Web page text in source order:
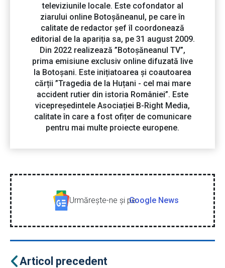
televiziunile locale. Este cofondator al
ziarului online Botoșăneanul, pe care în
calitate de redactor șef îl coordonează
editorial de la apariția sa, pe 31 august 2009.
Din 2022 realizează ”Botoșăneanul TV”,
prima emisiune exclusiv online difuzată live
la Botoșani. Este inițiatoarea și coautoarea
cărții ”Tragedia de la Huțani - cel mai mare
accident rutier din istoria României”. Este
vicepreședintele Asociației B-Right Media,
calitate în care a fost ofițer de comunicare
pentru mai multe proiecte europene.
Urmăreşte-ne şi peGoogle News
Articol precedent